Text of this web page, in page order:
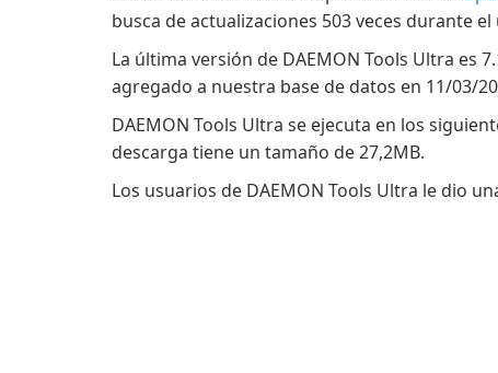
busca de actualizaciones 503 veces durante
La última versión de DAEMON Tools Ultra es
agregado a nuestra base de datos en 11/03/
DAEMON Tools Ultra se ejecuta en los
descarga tiene un tamaño de 27,2MB.
Los usuarios de DAEMON Tools Ultra le dio